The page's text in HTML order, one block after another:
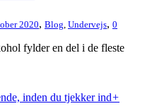
2020, Blog Undervejs, 0
fylder en del i de fleste
+